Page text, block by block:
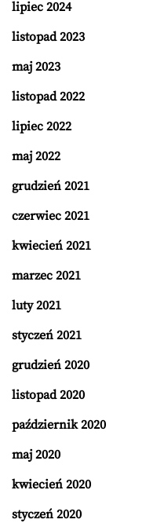
lipiec 2024
listopad 2023
maj 2023
listopad 2022
lipiec 2022
maj 2022
grudzień 2021
czerwiec 2021
kwiecień 2021
marzec 2021
luty 2021
styczeń 2021
grudzień 2020
listopad 2020
październik 2020
maj 2020
kwiecień 2020
styczeń 2020